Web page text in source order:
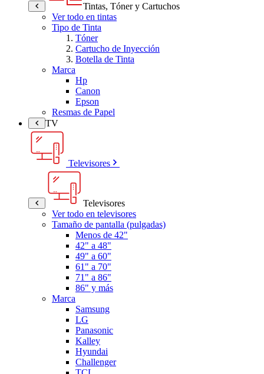
Tintas, Tóner y Cartuchos
Ver todo en tintas
Tipo de Tinta
Tóner
Cartucho de Inyección
Botella de Tinta
Marca
Hp
Canon
Epson
Resmas de Papel
TV
Televisores
Televisores
Ver todo en televisores
Tamaño de pantalla (pulgadas)
Menos de 42"
42" a 48"
49" a 60"
61" a 70"
71" a 86"
86" y más
Marca
Samsung
LG
Panasonic
Kalley
Hyundai
Challenger